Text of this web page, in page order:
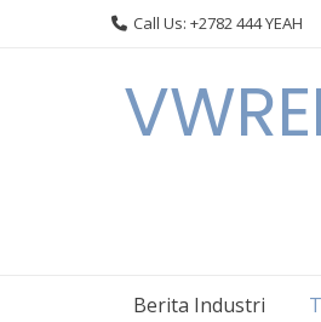
Call Us: +2782 444 YEAH
Berita Industri